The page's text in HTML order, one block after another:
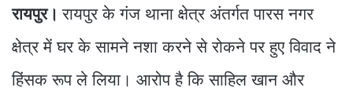
रायपुर।रायपुर के गंज थाना क्षेत्र अंतर्गत पारस नगर
क्षेत्र में घर के सामने नशा करने से रोकने पर हुए विवाद ने
हिंसक रूप ले लिया। आरोप है कि साहिल खान और